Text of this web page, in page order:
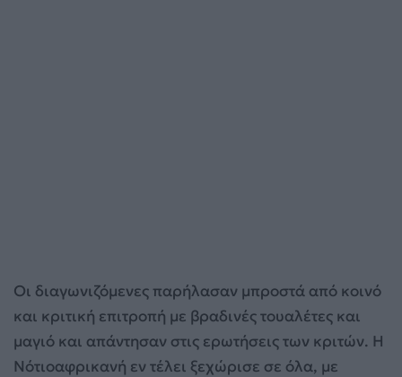
Οι διαγωνιζόμενες παρήλασαν μπροστά από κοινό
και κριτική επιτροπή με βραδινές τουαλέτες και
μαγιό και απάντησαν στις ερωτήσεις των κριτών. Η
Νότιοαφρικανή εν τέλει ξεχώρισε σε όλα, με